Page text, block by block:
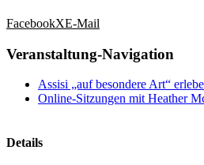
FacebookXE-Mail
Veranstaltung-Navigation
Assisi „auf besondere Art“
Online-Sitzungen mit Heather
Details